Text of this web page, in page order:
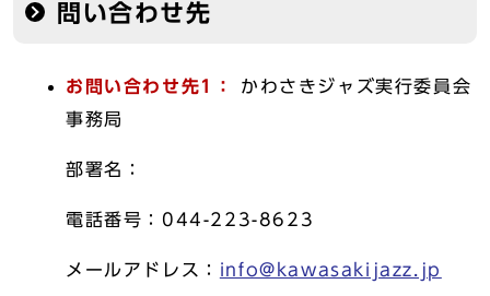
問い合わせ先
お問い合わせ先1：
かわさきジャズ実行委員会
事務局
部署名：
電話番号：044-223-8623
メールアドレス： info@kawasakijazz.jp